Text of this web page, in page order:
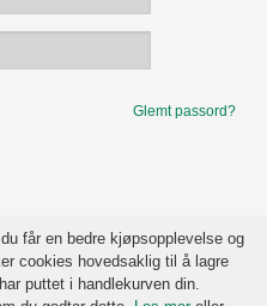
Glemt passord?
får en bedre kjøpsopplevelse og
cookies hovedsaklig til å lagre
puttet i handlekurven din.